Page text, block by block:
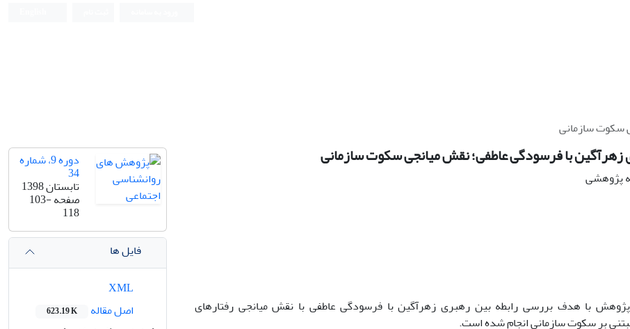
سکوت سازمانی
زهرآگین با فرسودگی عاطفی؛ نقش میانجی سکوت سازمانی
پژوهشی
با هدف بررسی رابطه بین رهبری زهرآگین با فرسودگی عاطفی با نقش میانجی رفتارهای
بر سکوت سازمانی انجام شده است.
دوره 9، شماره
34
تابستان 1398
صفحه103-
118
فایل ها
اصل مقاله
623.19 K